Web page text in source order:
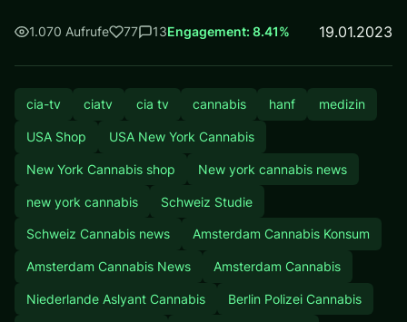
1.070 Aufrufe 77 13Engagement: 8.41% 19.01.2023
cia-tv ciatv cia tv cannabis hanf medizin
USA Shop USA New York Cannabis
New York Cannabis shop New york cannabis news
new york cannabis Schweiz Studie
Schweiz Cannabis news Amsterdam Cannabis Konsum
Amsterdam Cannabis News Amsterdam Cannabis
Niederlande Aslyant Cannabis Berlin Polizei Cannabis